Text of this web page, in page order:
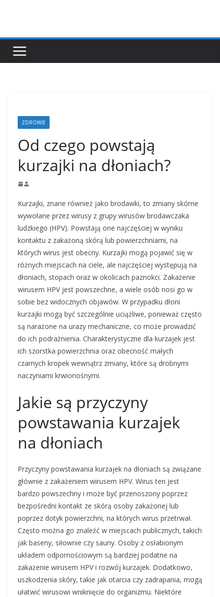
ZDROWIE
Od czego powstają
kurzajki na dłoniach?
Kurzajki, znane również jako brodawki, to zmiany skórne
wywołane przez wirusy z grupy wirusów brodawczaka
ludzkiego (HPV). Powstają one najczęściej w wyniku
kontaktu z zakażoną skórą lub powierzchniami, na
których wirus jest obecny. Kurzajki mogą pojawić się w
różnych miejscach na ciele, ale najczęściej występują na
dłoniach, stopach oraz w okolicach paznokci. Zakażenie
wirusem HPV jest powszechne, a wiele osób nosi go w
sobie bez widocznych objawów. W przypadku dłoni
kurzajki mogą być szczególnie uciążliwe, ponieważ często
są narażone na urazy mechaniczne, co może prowadzić
do ich podrażnienia. Charakterystyczne dla kurzajek jest
ich szorstka powierzchnia oraz obecność małych
czarnych kropek wewnątrz zmiany, które są drobnymi
naczyniami krwionośnymi.
Jakie są przyczyny
powstawania kurzajek
na dłoniach
Przyczyny powstawania kurzajek na dłoniach są związane
głównie z zakażeniem wirusem HPV. Wirus ten jest
bardzo powszechny i może być przenoszony poprzez
bezpośredni kontakt ze skórą osoby zakażonej lub
poprzez dotyk powierzchni, na których wirus przetrwał.
Często można go znaleźć w miejscach publicznych, takich
jak baseny, siłownie czy sauny. Osoby z osłabionym
układem odpornościowym są bardziej podatne na
zakażenie wirusem HPV i rozwój kurzajek. Dodatkowo,
uszkodzenia skóry, takie jak otarcia czy zadrapania, mogą
ułatwić wirusowi wniknięcie do organizmu. Niektóre